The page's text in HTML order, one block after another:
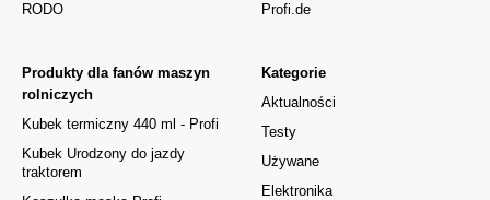
RODO
Kategorie
Aktualności
Testy
Używane
Elektronika
Produkty dla fanów maszyn
rolniczych
Kubek termiczny 440 ml - Profi
Kubek Urodzony do jazdy
traktorem
Profi.de